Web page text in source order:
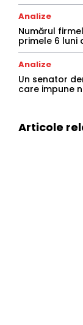
Analize
Numărul
primele 6 luni
Analize
Un senator
care impune
Articole